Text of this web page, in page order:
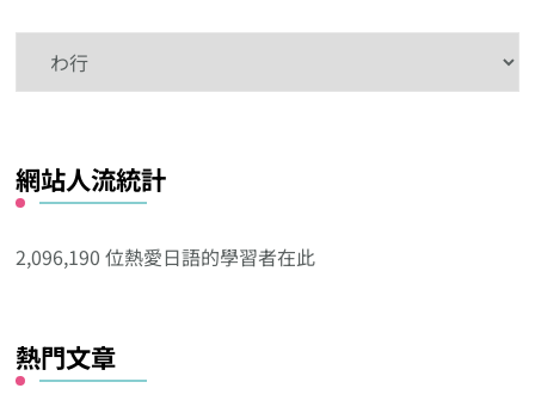
其
他
類
網站人流統計
2,096,190 位熱愛日語的學習者在此
熱門文章